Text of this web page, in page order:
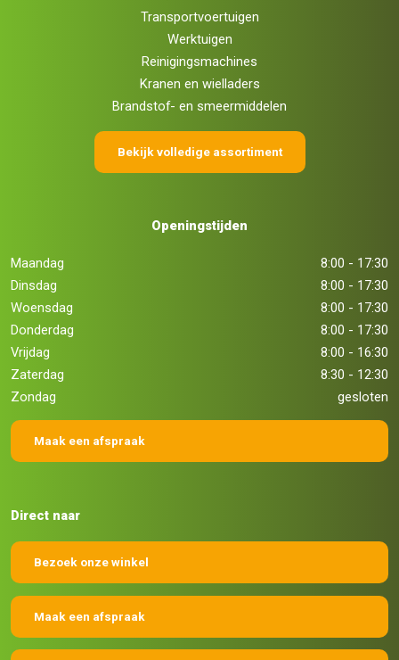
Transportvoertuigen
Werktuigen
Reinigingsmachines
Kranen en wielladers
Brandstof- en smeermiddelen
Bekijk volledige assortiment
Openingstijden
Maandag
8:00 - 17:30
Dinsdag
8:00 - 17:30
Woensdag
8:00 - 17:30
Donderdag
8:00 - 17:30
Vrijdag
8:00 - 16:30
Zaterdag
8:30 - 12:30
Zondag
gesloten
Maak een afspraak
Direct naar
Bezoek onze winkel
Maak een afspraak